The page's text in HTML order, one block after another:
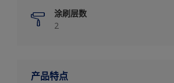
涂刷层数
2
产品特点